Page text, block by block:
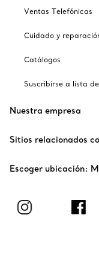
Ventas Telefónicas
Cuidado y
Catálogos
Suscribirse a lista
Nuestra empresa
Sitios relacionados
Escoger ubicación: